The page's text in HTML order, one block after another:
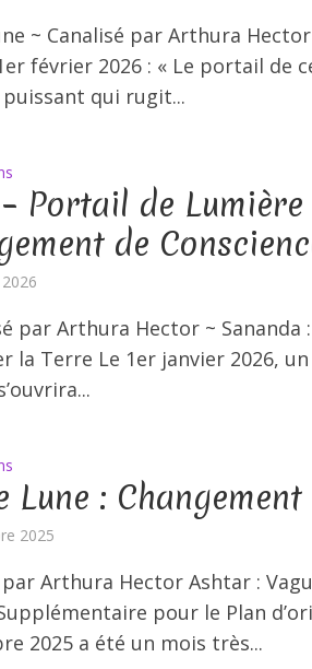
~ Canalisé par Arthura
février 2026 : « Le portail de
qui rugit...
Portail de Lumière
de
par Arthura Hector ~ Sananda
la Terre Le 1er janvier 2026,
Lune :
2025
par Arthura Hector Ashtar :
pour le Plan
2025 a été un mois très...